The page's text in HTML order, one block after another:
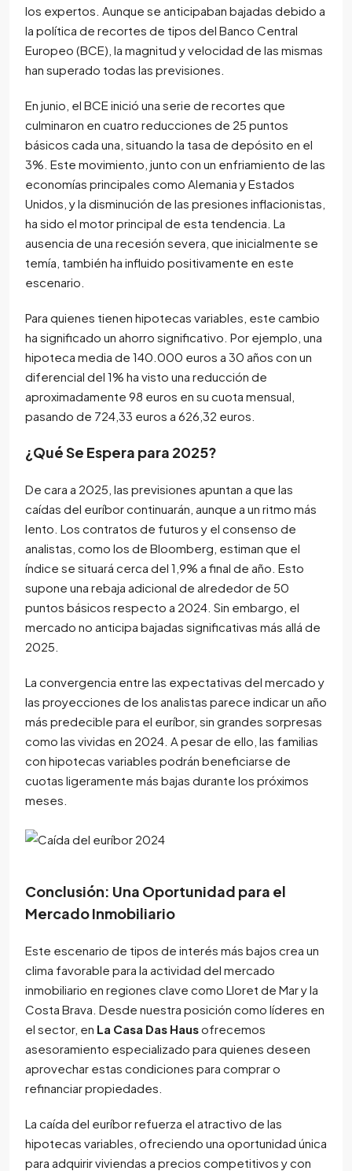
los expertos. Aunque se anticipaban bajadas debido a
la política de recortes de tipos del Banco Central
Europeo (BCE), la magnitud y velocidad de las mismas
han superado todas las previsiones.
En junio, el BCE inició una serie de recortes que
culminaron en cuatro reducciones de 25 puntos
básicos cada una, situando la tasa de depósito en el
3%. Este movimiento, junto con un enfriamiento de las
economías principales como Alemania y Estados
Unidos, y la disminución de las presiones inflacionistas,
ha sido el motor principal de esta tendencia. La
ausencia de una recesión severa, que inicialmente se
temía, también ha influido positivamente en este
escenario.
Para quienes tienen hipotecas variables, este cambio
ha significado un ahorro significativo. Por ejemplo, una
hipoteca media de 140.000 euros a 30 años con un
diferencial del 1% ha visto una reducción de
aproximadamente 98 euros en su cuota mensual,
pasando de 724,33 euros a 626,32 euros.
¿Qué Se Espera para 2025?
De cara a 2025, las previsiones apuntan a que las
caídas del euríbor continuarán, aunque a un ritmo más
lento. Los contratos de futuros y el consenso de
analistas, como los de Bloomberg, estiman que el
índice se situará cerca del 1,9% a final de año. Esto
supone una rebaja adicional de alrededor de 50
puntos básicos respecto a 2024. Sin embargo, el
mercado no anticipa bajadas significativas más allá de
2025.
La convergencia entre las expectativas del mercado y
las proyecciones de los analistas parece indicar un año
más predecible para el euríbor, sin grandes sorpresas
como las vividas en 2024. A pesar de ello, las familias
con hipotecas variables podrán beneficiarse de
cuotas ligeramente más bajas durante los próximos
meses.
Conclusión: Una Oportunidad para el
Mercado Inmobiliario
Este escenario de tipos de interés más bajos crea un
clima favorable para la actividad del mercado
inmobiliario en regiones clave como Lloret de Mar y la
Costa Brava. Desde nuestra posición como líderes en
el sector, en La Casa Das Hausofrecemos
asesoramiento especializado para quienes deseen
aprovechar estas condiciones para comprar o
refinanciar propiedades.
La caída del euríbor refuerza el atractivo de las
hipotecas variables, ofreciendo una oportunidad única
para adquirir viviendas a precios competitivos y con